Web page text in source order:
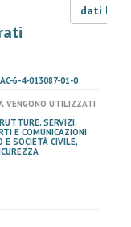
dati LOD
6-4-013087-01-0
VENGONO UTILIZZATI
SERVIZI,
E COMUNICAZIONI
E SOCIETÀ CIVILE,